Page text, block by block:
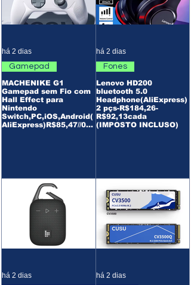
MACHENIKE G1
Gamepad sem Fio com
Hall Effect para
Nintendo
Switch,PC,iOS,Android(
AliExpress)R$85,47//02p
Gamepad
há 2 dias
Lenovo HD200
bluetooth 5.0
Headphone(AliExpress)
2 pçs-R$184,26-
R$92,13cada
(IMPOSTO INCLUSO)
Fones
há 2 dias
há 2 dias há 2 dias